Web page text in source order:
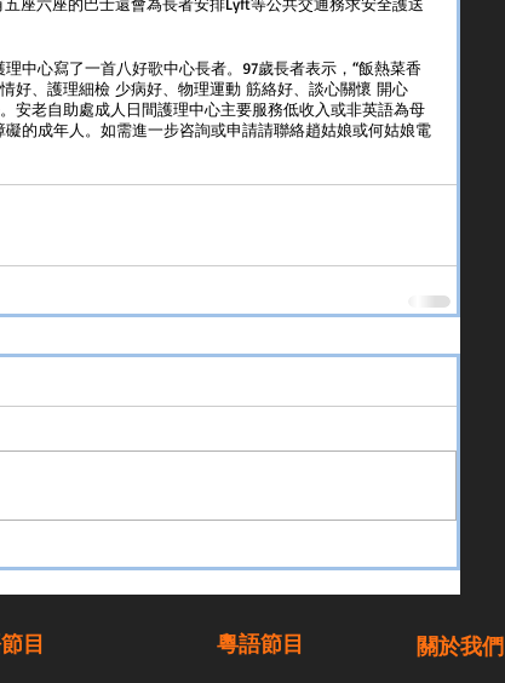
中心寫了一首八好歌中心長者。97歲長者表示，“飯熱菜香
好、護理細檢 少病好、物理運動 筋絡好、談心關懷 開心
安老自助處成人日間護理中心主要服務低收入或非英語為母
的成年人。如需進一步咨詢或申請請聯絡趙姑娘或何姑娘電
目 粵語節目 關於我們